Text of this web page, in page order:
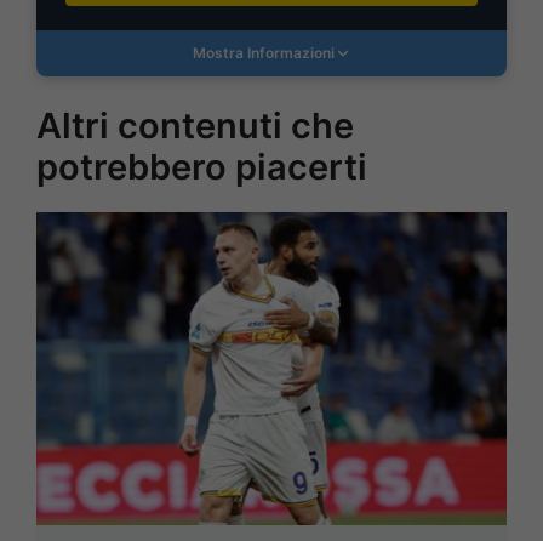
Mostra Informazioni
Altri contenuti che
potrebbero piacerti